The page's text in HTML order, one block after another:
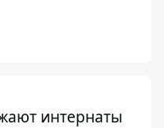
интернаты